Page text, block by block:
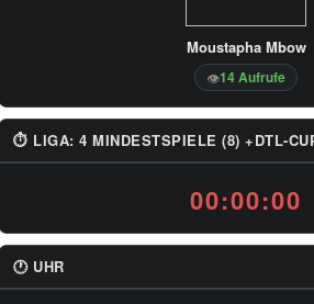
Moustapha Mbow
👁14 Aufrufe
⏱ LIGA: 4 MINDESTSPIELE (8) +DTL-
00:00:00
🕐 UHR